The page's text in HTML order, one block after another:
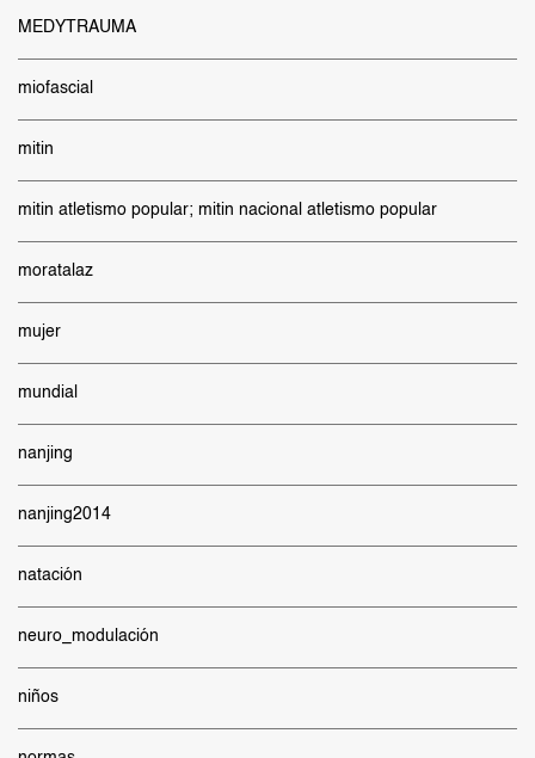
MEDYTRAUMA
miofascial
mitin
mitin atletismo popular; mitin nacional atletismo popular
moratalaz
mujer
mundial
nanjing
nanjing2014
natación
neuro_modulación
niños